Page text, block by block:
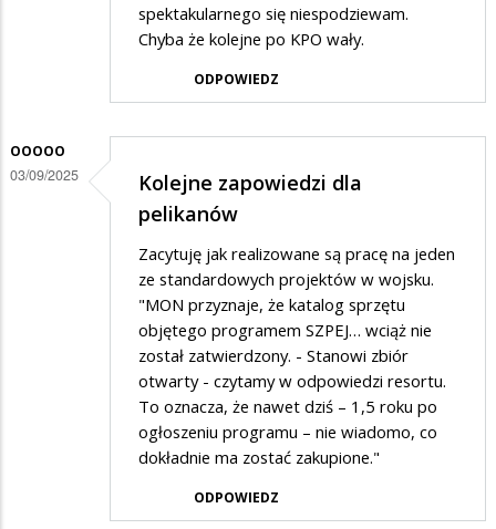
spektakularnego się niespodziewam.
Chyba że kolejne po KPO wały.
ODPOWIEDZ
OOOOO
03/09/2025
Kolejne zapowiedzi dla
pelikanów
Zacytuję jak realizowane są pracę na jeden
ze standardowych projektów w wojsku.
"MON przyznaje, że katalog sprzętu
objętego programem SZPEJ… wciąż nie
został zatwierdzony. - Stanowi zbiór
otwarty - czytamy w odpowiedzi resortu.
To oznacza, że nawet dziś – 1,5 roku po
ogłoszeniu programu – nie wiadomo, co
dokładnie ma zostać zakupione."
ODPOWIEDZ